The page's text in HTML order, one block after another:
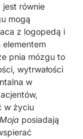
jest równie
mogą
z logopedą i
pnia mózgu to
wytrwałości
w
w życiu
posiadają